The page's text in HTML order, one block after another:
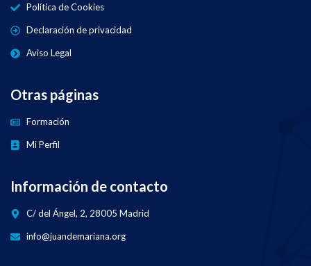
Política de Cookies
Declaración de privacidad
Aviso Legal
Otras páginas
Formación
Mi Perfil
Información de contacto
C/ del Ángel, 2, 28005 Madrid
info@juandemariana.org